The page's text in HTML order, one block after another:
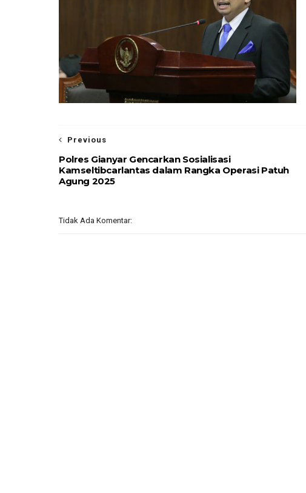
Previous
Polres Gianyar Gencarkan Sosialisasi
Kamseltibcarlantas dalam Rangka Operasi Patuh
Agung 2025
Tidak Ada Komentar: